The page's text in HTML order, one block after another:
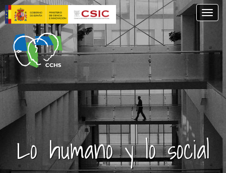
Pasar
al
contenido
principal
Lo humano y lo social